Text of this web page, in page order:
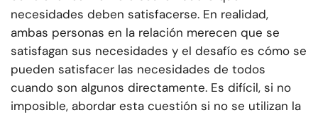
necesidades deben satisfacerse. En realidad,
ambas personas en la relación merecen que se
satisfagan sus necesidades y el desafío es cómo se
pueden satisfacer las necesidades de todos
cuando son algunos directamente. Es difícil, si no
imposible, abordar esta cuestión si no se utilizan la